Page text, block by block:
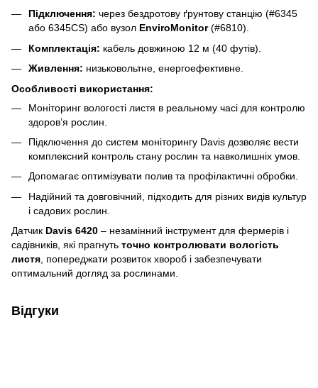
Підключення: через бездротову ґрунтову станцію (#6345
або 6345CS) або вузол EnviroMonitor(#6810).
Комплектація: кабель довжиною 12 м (40 футів).
Живлення: низьковольтне, енергоефективне.
Особливості використання:
Моніторинг вологості листя в реальному часі для контролю
здоров’я рослин.
Підключення до систем моніторингу Davis дозволяє вести
комплексний контроль стану рослин та навколишніх умов.
Допомагає оптимізувати полив та профілактичні обробки.
Надійний та довговічний, підходить для різних видів культур
і садових рослин.
Датчик Davis 6420 – незамінний інструмент для фермерів і
садівників, які прагнуть точно контролювати вологість
листя , попереджати розвиток хвороб і забезпечувати
оптимальний догляд за рослинами.
Відгуки